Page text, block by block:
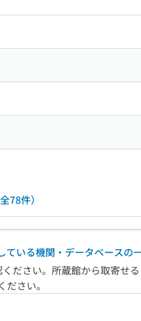
78件）
ている機関・データベースの
ださい。所蔵館から取寄せ
ださい。